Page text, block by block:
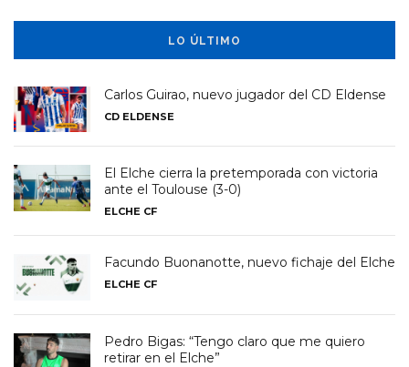
LO ÚLTIMO
Carlos Guirao, nuevo jugador del CD Eldense
CD ELDENSE
El Elche cierra la pretemporada con victoria
ante el Toulouse (3-0)
ELCHE CF
Facundo Buonanotte, nuevo fichaje del Elche
ELCHE CF
Pedro Bigas: “Tengo claro que me quiero
retirar en el Elche”